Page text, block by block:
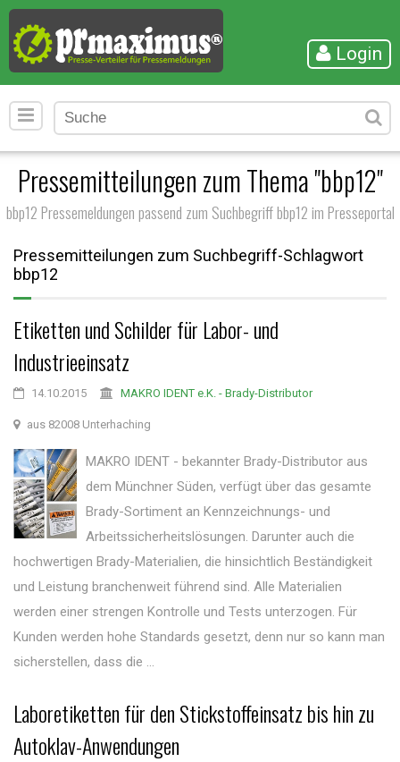
Login
Pressemitteilungen zum Thema "bbp12"
bbp12 Pressemeldungen passend zum Suchbegriff bbp12 im Presseportal
Pressemitteilungen zum Suchbegriff-Schlagwort
bbp12
Etiketten und Schilder für Labor- und
Industrieeinsatz
14.10.2015 MAKRO IDENT e.K. - Brady-Distributor
aus 82008 Unterhaching
MAKRO IDENT - bekannter Brady-Distributor aus
dem Münchner Süden, verfügt über das gesamte
Brady-Sortiment an Kennzeichnungs- und
Arbeitssicherheitslösungen. Darunter auch die
hochwertigen Brady-Materialien, die hinsichtlich Beständigkeit
und Leistung branchenweit führend sind. Alle Materialien
werden einer strengen Kontrolle und Tests unterzogen. Für
Kunden werden hohe Standards gesetzt, denn nur so kann man
sicherstellen, dass die ...
Laboretiketten für den Stickstoffeinsatz bis hin zu
Autoklav-Anwendungen